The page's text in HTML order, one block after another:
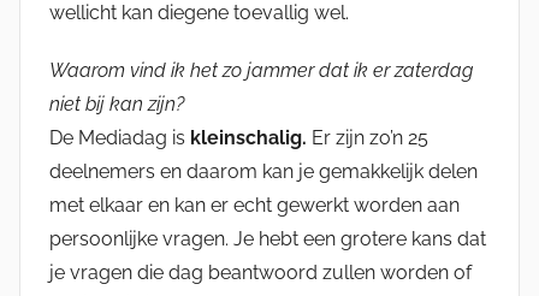
wellicht kan diegene toevallig wel.
Waarom vind ik het zo jammer dat ik er zaterdag
niet bij kan zijn?
De Mediadag is kleinschalig. Er zijn zo’n 25
deelnemers en daarom kan je gemakkelijk delen
met elkaar en kan er echt gewerkt worden aan
persoonlijke vragen. Je hebt een grotere kans dat
je vragen die dag beantwoord zullen worden of